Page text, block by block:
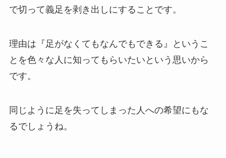
で切って義足を剥き出しにすることです。
理由は『足がなくてもなんでもできる』というこ
とを色々な人に知ってもらいたいという思いから
です。
同じように足を失ってしまった人への希望にもな
るでしょうね。